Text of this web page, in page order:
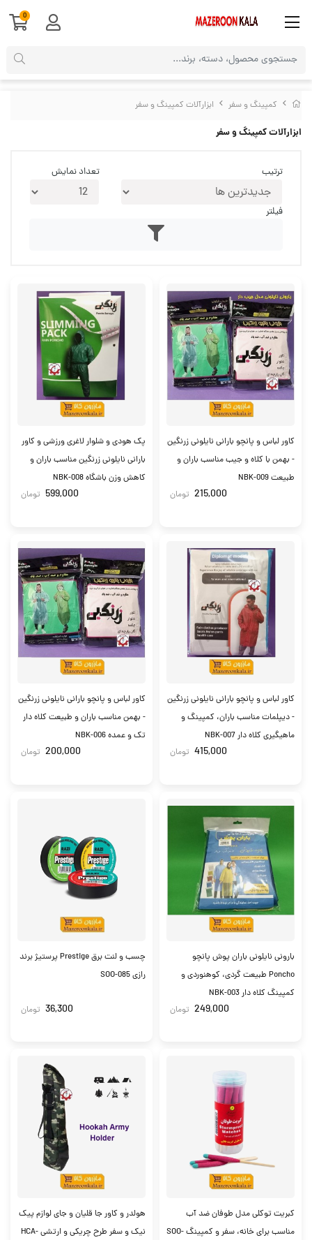
کمپینگ و سفر ابزارآلات کمپینگ و سفر
ابزارآلات کمپینگ و سفر
ترتیب تعداد نمایش
فیلتر
کاور لباس و پانچو بارانی نایلونی زرنگین
- بهمن با کلاه و جیب مناسب باران و
طبیعت NBK-009
215,000 تومان
پک هودی و شلوار لاغری ورزشی و کاور
بارانی نایلونی زرنگین مناسب باران و
کاهش وزن باشگاه NBK-008
599,000 تومان
کاور لباس و پانچو بارانی نایلونی زرنگین
- دیپلمات مناسب باران، کمپینگ و
ماهیگیری کلاه دار NBK-007
415,000 تومان
کاور لباس و پانچو بارانی نایلونی زرنگین
- بهمن مناسب باران و طبیعت کلاه دار
تک و عمده NBK-006
200,000 تومان
بارونی نایلونی باران پوش پانچو
Poncho طبیعت گردی، کوهنوردی و
کمپینگ کلاه دار NBK-003
249,000 تومان
چسب و لنت برق Prestige پرستیژ برند
رازی SOO-085
36,300 تومان
کبریت توکلی مدل طوفان ضد آب
مناسب برای خانه، سفر و کمپینگ SOO-
هولدر و کاور جا قلیان و جای لوازم پیک
نیک و سفر طرح چریکی و ارتشی HCA-
0